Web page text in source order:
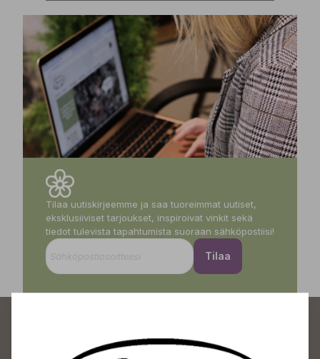
Tilaa uutiskirjeemme ja saa tuoreimmat uutiset,
eksklusiiviset tarjoukset, inspiroivat vinkit sekä
tiedot tulevista tapahtumista suoraan sähköpostiisi!
Tilaa